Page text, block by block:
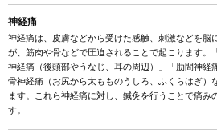
神経痛
神経痛は、皮膚などから受けた感触、刺激などを脳
が、筋肉や骨などで圧迫されることで起こります。
神経痛（後頭部やうなじ、耳の周辺）」「肋間神経
骨神経痛（お尻から太もものうしろ、ふくらはぎ）
ます。これら神経痛に対し、鍼灸を行うことで痛み
す。